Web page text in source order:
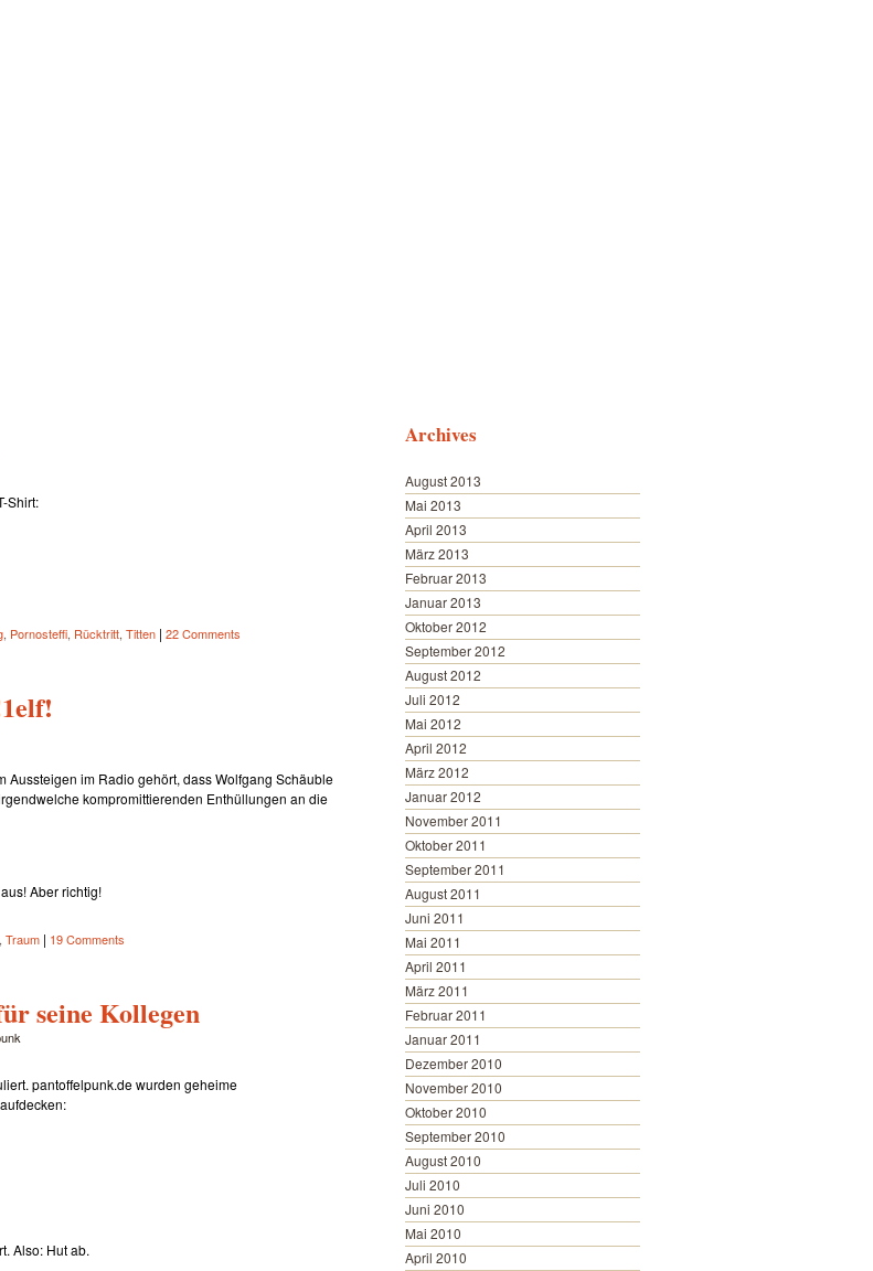
Shirt:
, Pornosteffi, Rücktritt, Titten | 22 Comments
Aussteigen im Radio gehört, dass Wolfgang Schäuble
kompromittierenden Enthüllungen an die
Aber richtig!
, Traum | 19 Comments
seine Kollegen
pantoffelpunk.de wurden geheime
Also: Hut ab.
Archives
August 2013
Mai 2013
April 2013
März 2013
Februar 2013
Januar 2013
Oktober 2012
September 2012
August 2012
Juli 2012
Mai 2012
April 2012
März 2012
Januar 2012
November 2011
Oktober 2011
September 2011
August 2011
Juni 2011
Mai 2011
April 2011
März 2011
Februar 2011
Januar 2011
Dezember 2010
November 2010
Oktober 2010
September 2010
August 2010
Juli 2010
Juni 2010
Mai 2010
April 2010